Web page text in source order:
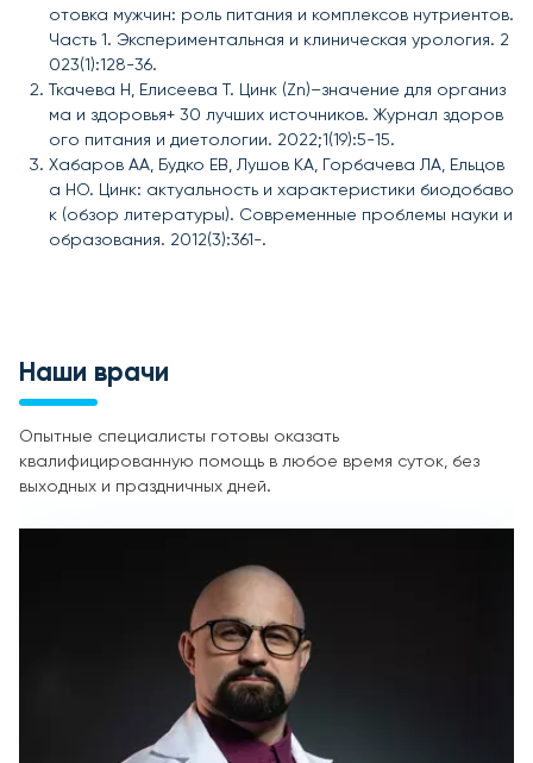
отовка мужчин: роль питания и комплексов нутриентов.
Часть 1. Экспериментальная и клиническая урология. 2
023(1):128-36.
Ткачева Н, Елисеева Т. Цинк (Zn)–значение для организ
ма и здоровья+ 30 лучших источников. Журнал здоров
ого питания и диетологии. 2022;1(19):5-15.
Хабаров АА, Будко ЕВ, Лушов КА, Горбачева ЛА, Ельцов
а НО. Цинк: актуальность и характеристики биодобаво
к (обзор литературы). Современные проблемы науки и
образования. 2012(3):361-.
Наши врачи
Опытные специалисты готовы оказать
квалифицированную помощь в любое время суток, без
выходных и праздничных дней.